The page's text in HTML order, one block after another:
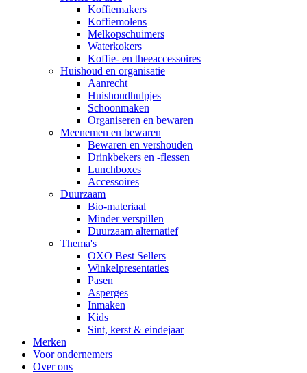
Koffiemakers
Koffiemolens
Melkopschuimers
Waterkokers
Koffie- en theeaccessoires
Huishoud en organisatie
Aanrecht
Huishoudhulpjes
Schoonmaken
Organiseren en bewaren
Meenemen en bewaren
Bewaren en vershouden
Drinkbekers en -flessen
Lunchboxes
Accessoires
Duurzaam
Bio-materiaal
Minder verspillen
Duurzaam alternatief
Thema's
OXO Best Sellers
Winkelpresentaties
Pasen
Asperges
Inmaken
Kids
Sint, kerst & eindejaar
Merken
Voor ondernemers
Over ons